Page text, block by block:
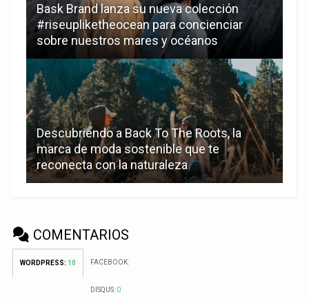
Bask Brand lanza su nueva colección
#riseupliketheocean para concienciar
sobre nuestros mares y océanos
Descubriendo a Back To The Roots, la
marca de moda sostenible que te
reconecta con la naturaleza
COMENTARIOS
WORDPRESS: 10 FACEBOOK:
DISQUS: 0